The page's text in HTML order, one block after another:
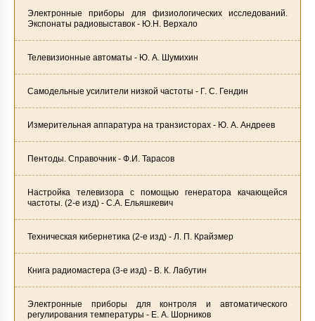
Электронные приборы для физиологических исследований.
Экспонаты радиовыставок - Ю.Н. Верхало
Телевизионные автоматы - Ю. А. Шумихин
Самодельные усилители низкой частоты - Г. С. Гендин
Измерительная аппаратура на транзисторах - Ю. А. Андреев
Пентоды. Справочник - Ф.И. Тарасов
Настройка телевизора с помощью генератора качающейся
частоты. (2-е изд) - С.А. Ельяшкевич
Техническая кибернетика (2-е изд) - Л. П. Крайзмер
Книга радиомастера (3-е изд) - В. К. Лабутин
Электронные приборы для контроля и автоматического
регулирования температуры - Е. А. Шорников